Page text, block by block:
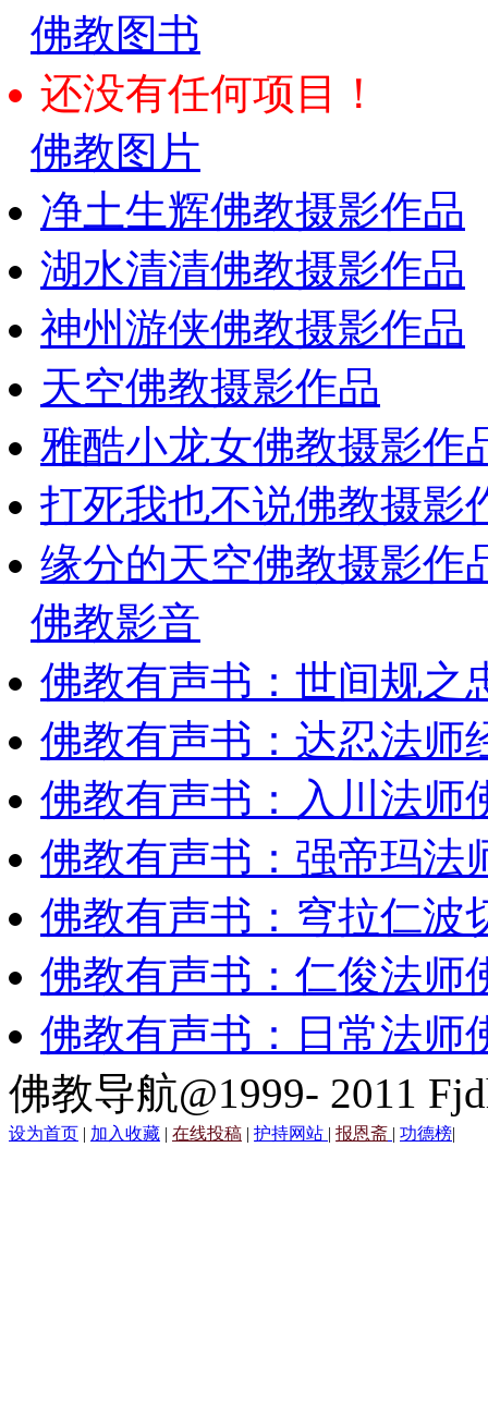
佛教图书
还没有任何项目！
佛教图片
净土生辉佛教摄影作品
湖水清清佛教摄影作品
神州游侠佛教摄影作品
天空佛教摄影作品
雅酷小龙女佛教摄影作
打死我也不说佛教摄影
缘分的天空佛教摄影作
佛教影音
佛教有声书：世间规
佛教有声书：达忍法师
佛教有声书：入川法师
佛教有声书：强帝玛法
佛教有声书：穹拉仁波
佛教有声书：仁俊法师
佛教有声书：日常法师
佛教导航@1999- 2011
设为首页 | 加入收藏 | 在线投稿 | 护持网站 | 报恩斋 | 功德榜|